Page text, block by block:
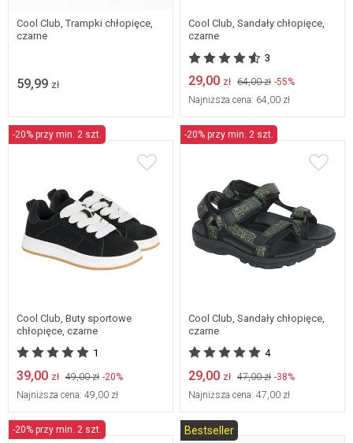
Cool Club, Trampki chłopięce,
czarne
59,99 zł
Cool Club, Sandały chłopięce,
czarne
3
29,00 zł 64,00 zł -55%
Najniższa cena: 64,00 zł
-20% przy min. 2 szt.
Cool Club, Buty sportowe
chłopięce, czarne
1
39,00 zł 49,00 zł -20%
Najniższa cena: 49,00 zł
-20% przy min. 2 szt.
Cool Club, Sandały chłopięce,
czarne
4
29,00 zł 47,00 zł -38%
Najniższa cena: 47,00 zł
-20% przy min. 2 szt. Bestseller